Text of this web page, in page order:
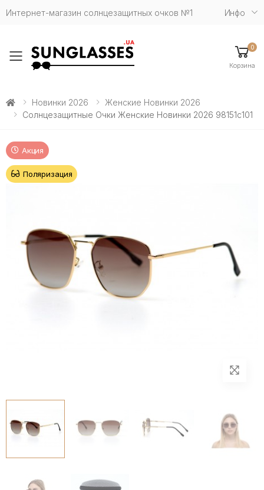
Интернет-магазин солнцезащитных очков №1 Инфо
Toggle mobile menu
0
Корзина
Новинки 2026
Женские Новинки 2026
Солнцезащитные Очки Женские Новинки 2026 98151c101
Акция
Поляризация